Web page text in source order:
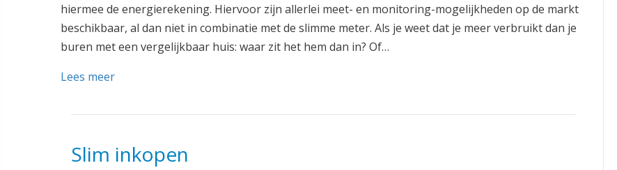
hiermee de energierekening. Hiervoor zijn allerlei meet- en monitoring-mogelijkheden op de markt
beschikbaar, al dan niet in combinatie met de slimme meter. Als je weet dat je meer verbruikt dan je
buren met een vergelijkbaar huis: waar zit het hem dan in? Of…
Lees meer
Slim inkopen